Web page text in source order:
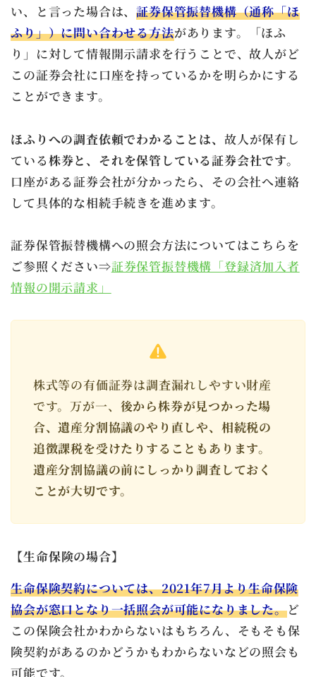
い、と言った場合は、証券保管振替機構（通称「ほ
ふり」）に問い合わせる方法があります。「ほふ
り」に対して情報開示請求を行うことで、故人がど
この証券会社に口座を持っているかを明らかにする
ことができます。
ほふりへの調査依頼でわかることは、 故人が保有し
ている株券と、それを保管している証券会社です。
口座がある証券会社が分かったら、その会社へ連絡
して具体的な相続手続きを進めます。
証券保管振替機構への照会方法についてはこちらを
ご参照ください⇒証券保管振替機構「登録済加入者
情報の開示請求」
株式等の有価証券は調査漏れしやすい財産
です。万が一、 後から株券が見つかった場
合、遺産分割協議のやり直しや、相続税の
追徴課税を受けたりすることもあります。
遺産分割協議の前にしっかり調査しておく
ことが大切です。
【生命保険の場合】
生命保険契約については、2021年7月より生命保険
協会が窓口となり一括照会が可能になりました。ど
この保険会社かわからないはもちろん、そもそも保
険契約があるのかどうかもわからないなどの照会も
可能です。